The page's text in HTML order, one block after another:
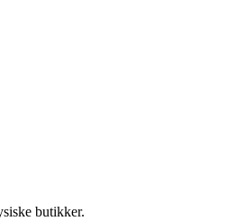
butikker.